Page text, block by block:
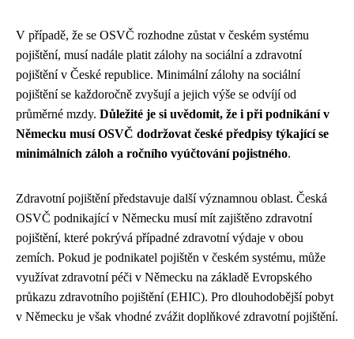
V případě, že se OSVČ rozhodne zůstat v českém systému
pojištění, musí nadále platit zálohy na sociální a zdravotní
pojištění v České republice. Minimální zálohy na sociální
pojištění se každoročně zvyšují a jejich výše se odvíjí od
průměrné mzdy. Důležité je si uvědomit, že i při podnikání v
Německu musí OSVČ dodržovat české předpisy týkající se
minimálních záloh a ročního vyúčtování pojistného.
Zdravotní pojištění představuje další významnou oblast. Česká
OSVČ podnikající v Německu musí mít zajištěno zdravotní
pojištění, které pokrývá případné zdravotní výdaje v obou
zemích. Pokud je podnikatel pojištěn v českém systému, může
využívat zdravotní péči v Německu na základě Evropského
průkazu zdravotního pojištění (EHIC). Pro dlouhodobější pobyt
v Německu je však vhodné zvážit doplňkové zdravotní pojištění.